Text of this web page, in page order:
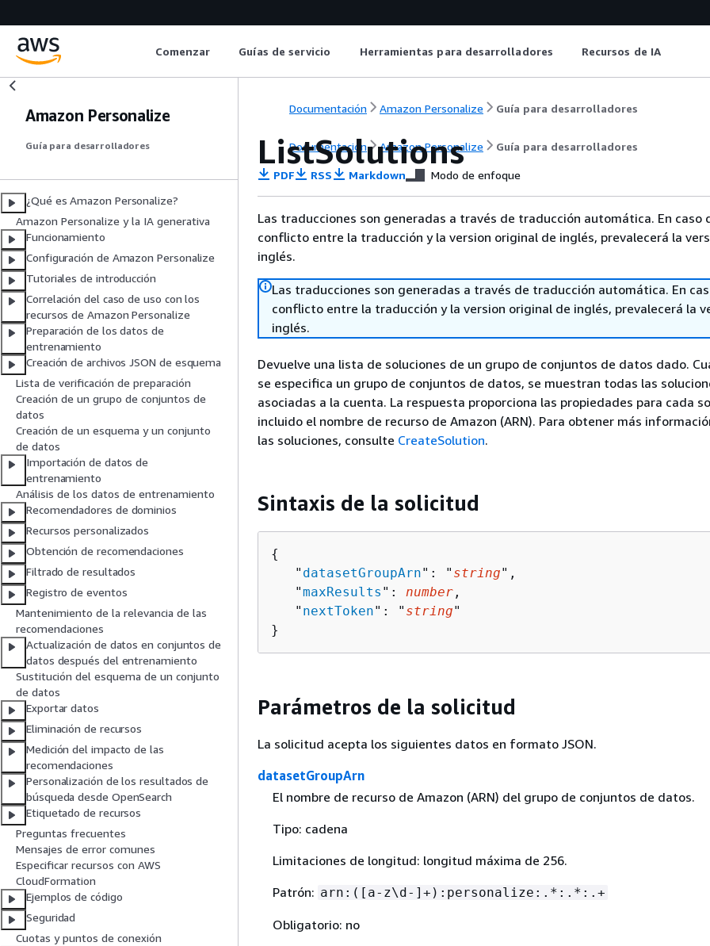
Comenzar Guías de servicio Herramientas para desarrolladores Recursos de IA
Amazon Personalize
Guía para desarrolladores
¿Qué es Amazon Personalize?
Amazon Personalize y la IA generativa
Funcionamiento
Configuración de Amazon Personalize
Tutoriales de introducción
Correlación del caso de uso con los
recursos de Amazon Personalize
Preparación de los datos de
entrenamiento
Creación de archivos JSON de esquema
Lista de verificación de preparación
Creación de un grupo de conjuntos de
datos
Creación de un esquema y un conjunto
de datos
Importación de datos de
entrenamiento
Análisis de los datos de entrenamiento
Recomendadores de dominios
Recursos personalizados
Obtención de recomendaciones
Filtrado de resultados
Registro de eventos
Mantenimiento de la relevancia de las
recomendaciones
Actualización de datos en conjuntos de
datos después del entrenamiento
Sustitución del esquema de un conjunto
de datos
Exportar datos
Eliminación de recursos
Medición del impacto de las
recomendaciones
Personalización de los resultados de
búsqueda desde OpenSearch
Etiquetado de recursos
Preguntas frecuentes
Mensajes de error comunes
Especificar recursos con AWS
CloudFormation
Ejemplos de código
Seguridad
Cuotas y puntos de conexión
Documentación Amazon Personalize Guía para desarrolladores
Documentación Amazon Personalize Guía para desarrolladores
ListSolutions
PDF RSS Markdown Modo de enfoque
Las traducciones son generadas a través de traducción automática. En caso
conflicto entre la traducción y la version original de inglés, prevalecerá la
inglés.
Las traducciones son generadas a través de traducción automática. En
conflicto entre la traducción y la version original de inglés, prevalecerá la
inglés.
Devuelve una lista de soluciones de un grupo de conjuntos de datos dado.
se especifica un grupo de conjuntos de datos, se muestran todas las
asociadas a la cuenta. La respuesta proporciona las propiedades para cada
incluido el nombre de recurso de Amazon (ARN). Para obtener más
las soluciones, consulte CreateSolution.
Sintaxis de la solicitud
{
   "
datasetGroupArn": " string",
   "
maxResults ": number ,
   "
nextToken": " string"
}
Parámetros de la solicitud
La solicitud acepta los siguientes datos en formato JSON.
datasetGroupArn
El nombre de recurso de Amazon (ARN) del grupo de conjuntos de datos.
Tipo: cadena
Limitaciones de longitud: longitud máxima de 256.
Patrón: arn:([a-z\d-]+):personalize:.*:.*:.+
Obligatorio: no